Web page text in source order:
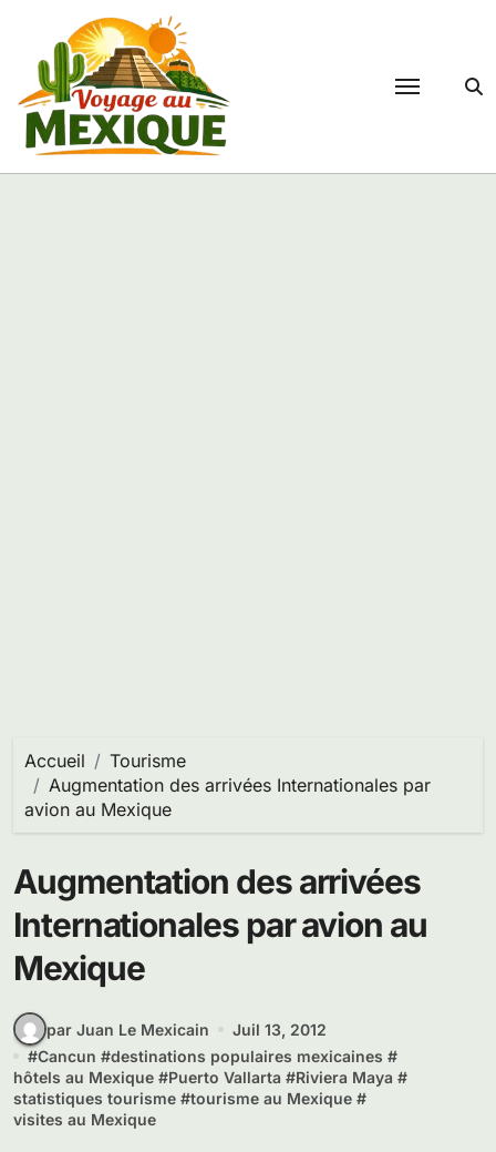
contenu
Accueil
Tourisme
Augmentation des arrivées Internationales par
avion au Mexique
Augmentation des arrivées
Internationales par avion au
Mexique
par Juan Le Mexicain
Juil 13, 2012
#Cancun #destinations populaires mexicaines #
hôtels au Mexique #Puerto Vallarta #Riviera Maya #
statistiques tourisme #tourisme au Mexique #
visites au Mexique